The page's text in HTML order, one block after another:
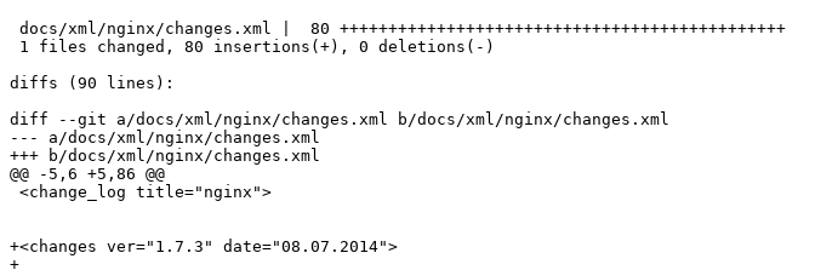
diffs (90 lines):
diff --git a/docs/xml/nginx/changes.xml b/docs/xml/nginx/changes.xml
--- a/docs/xml/nginx/changes.xml
+++ b/docs/xml/nginx/changes.xml
@@ -5,6 +5,86 @@
+<changes ver="1.7.3" date="08.07.2014">
+